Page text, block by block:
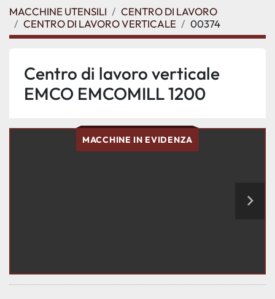
MACCHINE UTENSILI
CENTRO DI LAVORO
CENTRO DI LAVORO VERTICALE
00374
Centro di lavoro verticale
EMCO EMCOMILL 1200
MACCHINE IN EVIDENZA